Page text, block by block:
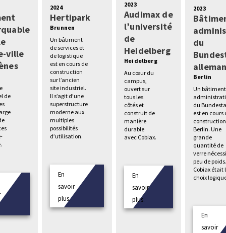
ville
de
2024
Hertipark
Brunnen
Un bâtiment
de services et
de logistique
est en cours de
construction
sur l’ancien
site industriel.
Il s’agit d’une
superstructure
moderne aux
multiples
possibilités
d’utilisation.
En
savoir
plus.
2023
Audimax de
l’université
de
Heidelberg
Heidelberg
Au cœur du
campus,
ouvert sur
tous les
côtés et
construit de
manière
durable
avec Cobiax.
En
savoir
plus.
2023
du
Berlin
Un bâtiment
du
est en cours
Berlin. Une
grande
quantité de
verre
peu de
Cobiax était
choix
En
savoir